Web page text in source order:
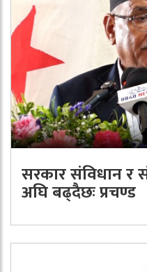
सरकार संविधान र
अघि बढ्दैछः प्रचण्ड